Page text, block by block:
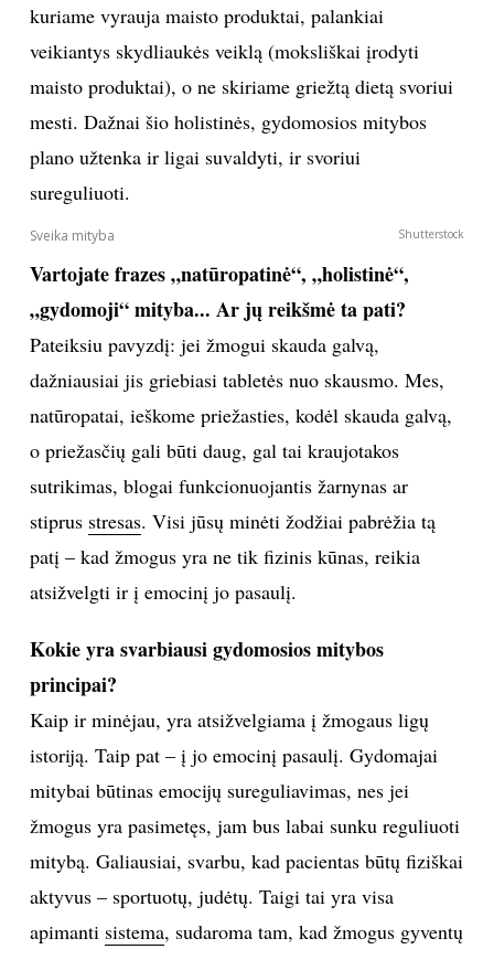
Sekite mus:
PRENUMERUOK
Prenumeruodami portalą,
Jūs sutinkate su
taisyklėmis
kuriame vyrauja maisto produktai, palankiai
veikiantys skydliaukės veiklą (moksliškai įrodyti
maisto produktai), o ne skiriame griežtą dietą svoriui
mesti. Dažnai šio holistinės, gydomosios mitybos
plano užtenka ir ligai suvaldyti, ir svoriui
sureguliuoti.
Sveika mityba Shutterstock
Vartojate frazes „natūropatinė“, „holistinė“,
„gydomoji“ mityba... Ar jų reikšmė ta pati?
dažniausiai jis griebiasi tabletės nuo skausmo. Mes,
natūropatai, ieškome priežasties, kodėl skauda galvą,
o priežasčių gali būti daug, gal tai kraujotakos
sutrikimas, blogai funkcionuojantis žarnynas ar
stiprus
. Visi jūsų minėti žodžiai pabrėžia tą
patį – kad žmogus yra ne tik fizinis kūnas, reikia
atsižvelgti ir į emocinį jo pasaulį.
Kokie yra svarbiausi gydomosios mitybos